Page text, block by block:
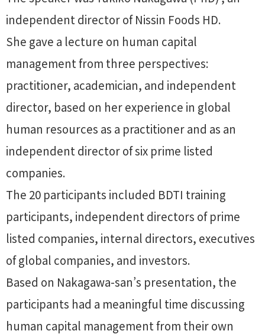
independent director of Nissin Foods HD.
She gave a lecture on human capital
management from three perspectives:
practitioner, academician, and independent
director, based on her experience in global
human resources as a practitioner and as an
independent director of six prime listed
companies.
The 20 participants included BDTI training
participants, independent directors of prime
listed companies, internal directors, executives
of global companies, and investors.
Based on Nakagawa-san’s presentation, the
participants had a meaningful time discussing
human capital management from their own